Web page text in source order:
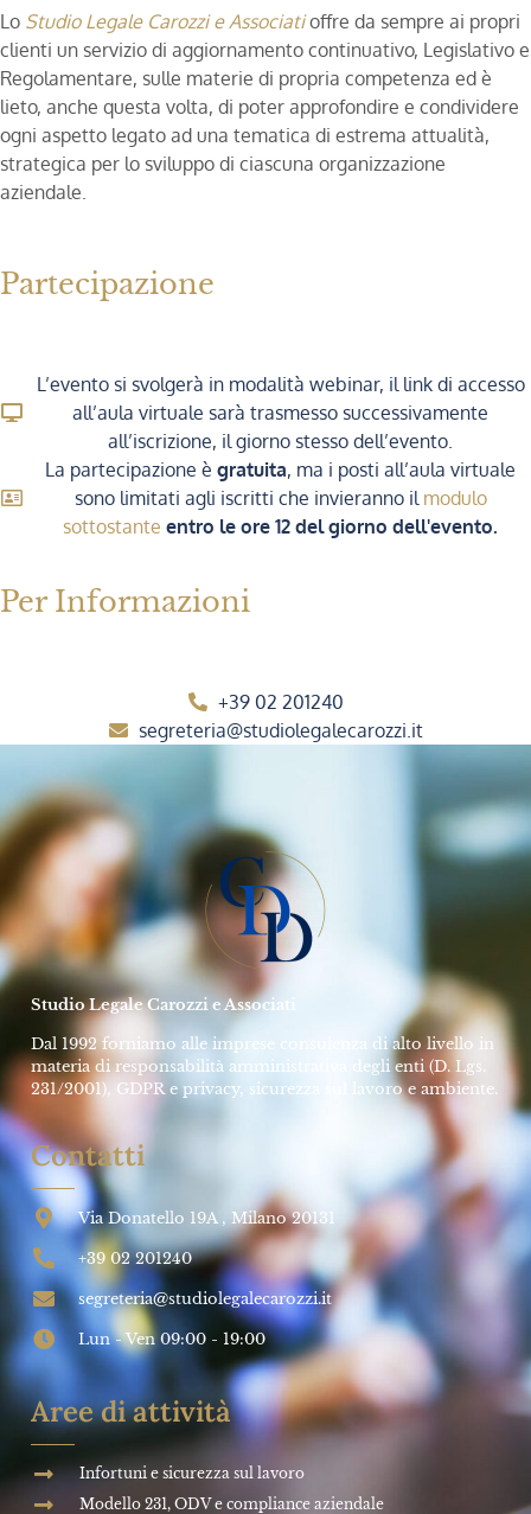
Lo Studio Legale Carozzi e Associati offre da sempre ai propri
clienti un servizio di aggiornamento continuativo, Legislativo e
Regolamentare, sulle materie di propria competenza ed è
lieto, anche questa volta, di poter approfondire e condividere
ogni aspetto legato ad una tematica di estrema attualità,
strategica per lo sviluppo di ciascuna organizzazione
aziendale.
Partecipazione
L’evento si svolgerà in modalità webinar, il link di accesso
all’aula virtuale sarà trasmesso successivamente
all’iscrizione, il giorno stesso dell’evento.
La partecipazione è gratuita, ma i posti all’aula virtuale
sono limitati agli iscritti che invieranno il modulo
sottostante entro le ore 12 del giorno dell'evento.
Per Informazioni
+39 02 201240
segreteria@studiolegalecarozzi.it
Studio Legale Carozzi e Associati
Dal 1992 forniamo alle imprese consulenza di alto livello in
materia di responsabilità amministrativa degli enti (D. Lgs.
231/2001), GDPR e privacy, sicurezza sul lavoro e ambiente.
Contatti
Via Donatello 19A , Milano 20131
+39 02 201240
segreteria@studiolegalecarozzi.it
Lun - Ven 09:00 - 19:00
Aree di attività
Infortuni e sicurezza sul lavoro
Modello 231, ODV e compliance aziendale